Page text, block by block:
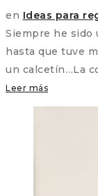
en Ideas para
Siempre he sido
hasta que tuve
un calcetín…La
Leer más